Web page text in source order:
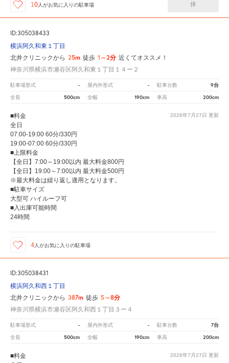
10 人がお気に入りの駐車場 休
ID:305038433
横浜阿久和東１丁目
北井クリニックから 25m 徒歩 1～2分 近くてオススメ！
神奈川県横浜市瀬谷区阿久和東１丁目１４ー２
駐車場形式 - 屋内外形式 - 駐車台数 9台
全長 500cm 全幅 190cm 車高 200cm
2026年7月27日 更新
■料金
全日
07:00-19:00 60分/330円
19:00-07:00 60分/330円
■上限料金
【全日】7:00～19:00以内 最大料金800円
【全日】19:00～7:00以内 最大料金500円
※最大料金は繰り返し適用となります。
■駐車サイズ
大型可 ハイルーフ可
■入出庫可能時間
24時間
4 人がお気に入りの駐車場
ID:305038431
横浜阿久和西１丁目
北井クリニックから 387m 徒歩 5～8分
神奈川県横浜市瀬谷区阿久和西１丁目３ー４
駐車場形式 - 屋内外形式 - 駐車台数 7台
全長 500cm 全幅 190cm 車高 200cm
2026年7月27日 更新
■料金